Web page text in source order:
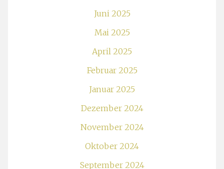
Juni 2025
Mai 2025
April 2025
Februar 2025
Januar 2025
Dezember 2024
November 2024
Oktober 2024
September 2024